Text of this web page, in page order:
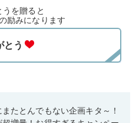
うを贈ると
励みになります
たとんでもない企画キタ～！